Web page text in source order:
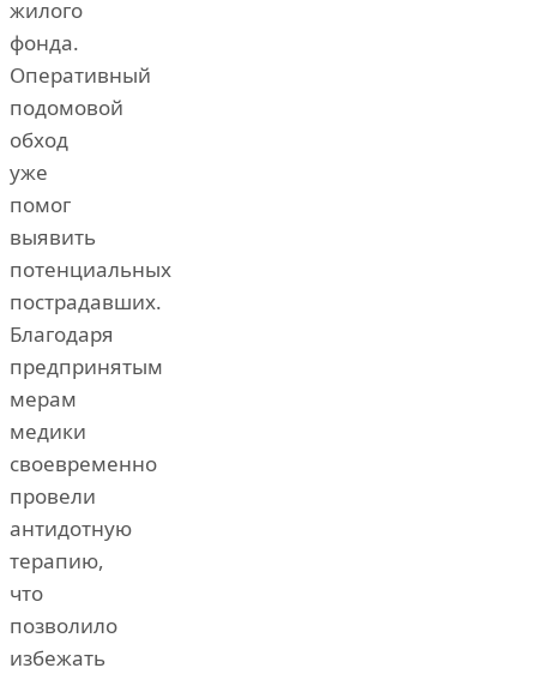
жилого
фонда.
Оперативный
подомовой
обход
уже
помог
выявить
потенциальных
пострадавших.
Благодаря
предпринятым
мерам
медики
своевременно
провели
антидотную
терапию,
что
позволило
избежать